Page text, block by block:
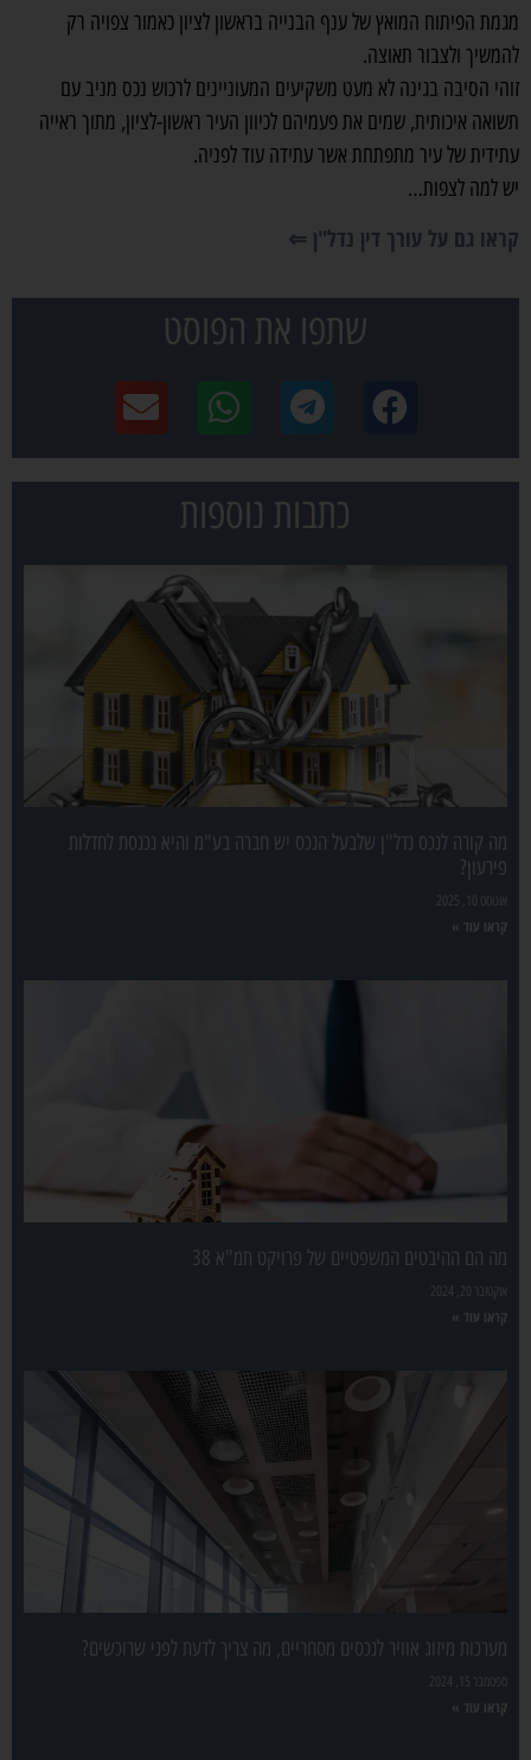
מגמת הפיתוח המואץ של ענף הבנייה בראשון לציון כאמור צפויה רק
להמשיך ולצבור תאוצה.
זוהי הסיבה בגינה לא מעט משקיעים המעוניינים לרכוש נכס מניב עם
תשואה איכותית, שמים את פעמיהם לכיוון העיר ראשון-לציון, מתוך ראייה
עתידית של עיר מתפתחת אשר עתידה עוד לפניה.
יש למה לצפות…
קראו גם על עורך דין נדל"ן ⇐
שתפו את הפוסט
כתבות נוספות
מה קורה לנכס נדל"ן שלבעל הנכס יש חברה בע"מ והיא נכנסת לחדלות
פירעון?
אוגוסט 10, 2025
קראו עוד »
מה הם ההיבטים המשפטיים של פרויקט תמ"א 38
אוקטובר 20, 2024
קראו עוד »
מערכות מיזוג אוויר לנכסים מסחריים, מה צריך לדעת לפני שרוכשים?
ספטמבר 15, 2024
קראו עוד »